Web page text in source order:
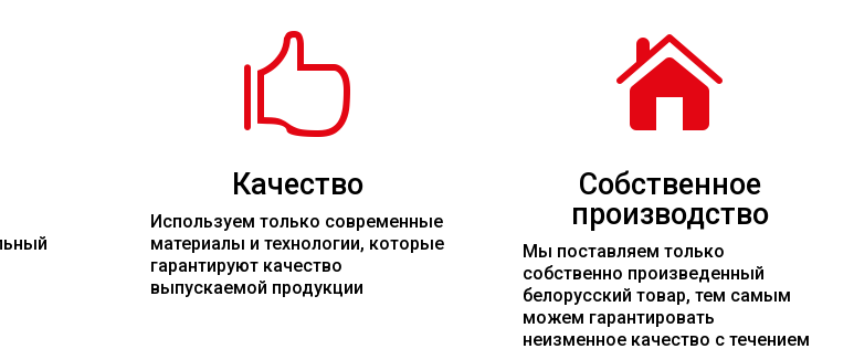

Качество
Используем только современные
материалы и технологии, которые
гарантируют качество
выпускаемой продукции

Собственное
производство
Мы поставляем только
собственно произведенный
белорусский товар, тем самым
можем гарантировать
неизменное качество с течением